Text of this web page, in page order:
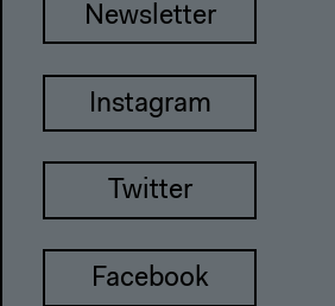
Newsletter
Instagram
Twitter
Facebook